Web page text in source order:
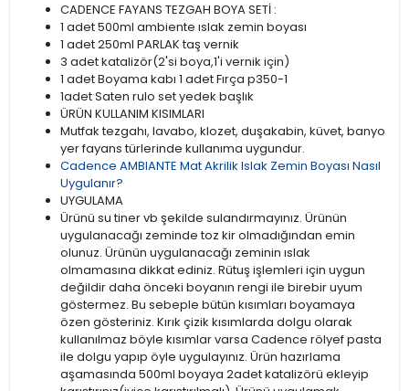
CADENCE FAYANS TEZGAH BOYA SETİ :
1 adet 500ml ambiente ıslak zemin boyası
1 adet 250ml PARLAK taş vernik
3 adet katalizör(2'si boya,1'i vernik için)
1 adet Boyama kabı 1 adet Fırça p350-1
1adet Saten rulo set yedek başlık
ÜRÜN KULLANIM KISIMLARI
Mutfak tezgahı, lavabo, klozet, duşakabin, küvet, banyo
yer fayans türlerinde kullanıma uygundur.
Cadence AMBIANTE Mat Akrilik Islak Zemin Boyası Nasıl
Uygulanır?
UYGULAMA
Ürünü su tiner vb şekilde sulandırmayınız. Ürünün
uygulanacağı zeminde toz kir olmadığından emin
olunuz. Ürünün uygulanacağı zeminin ıslak
olmamasına dikkat ediniz. Rütuş işlemleri için uygun
değildir daha önceki boyanın rengi ile birebir uyum
göstermez. Bu sebeple bütün kısımları boyamaya
özen gösteriniz. Kırık çizik kısımlarda dolgu olarak
kullanılmaz böyle kısımlar varsa Cadence rölyef pasta
ile dolgu yapıp öyle uygulayınız. Ürün hazırlama
aşamasında 500ml boyaya 2adet katalizörü ekleyip